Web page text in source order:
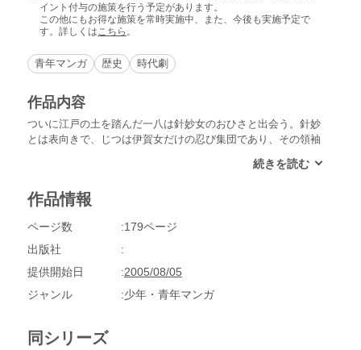
イント付与の施策を行う予定があります。
この他にもお得な施策を常時実施中、また、今後も実施予定で
す。詳しくは こちら 。
青年マンガ 歴史 時代劇
作品内容
ついに江戸の土を踏んだ一八は針妙女のおひさと出会う。針妙
とは表向きで、じつは伊賀女だけの忍び集団であり、その領袖
蔵へのお目通しを許される。一八を武田の人間と疑う半蔵は、
る。
作品情報
ページ数
179ページ
出版社
提供開始日
2005/08/05
ジャンル
少年・青年マンガ
同シリーズ